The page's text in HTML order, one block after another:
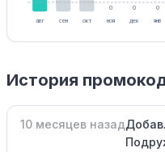
авг сен окт
0
ноя
0
дек
0
янв
История
10 месяцев назад